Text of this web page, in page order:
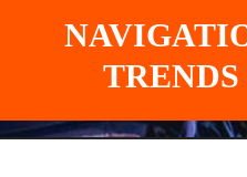
TRENDS